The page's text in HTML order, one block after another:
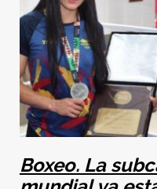
Boxeo. La